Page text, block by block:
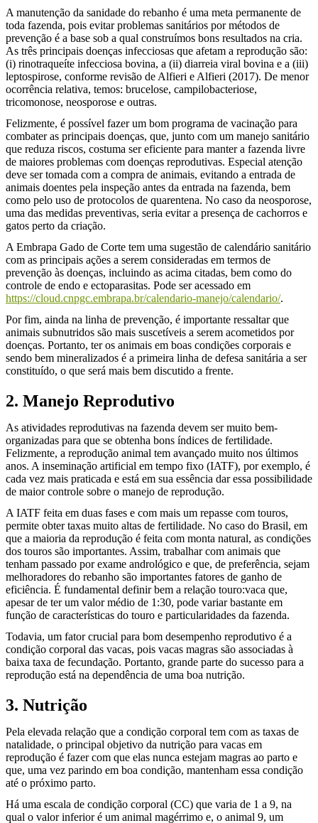
A manutenção da sanidade do rebanho é uma meta permanente de
toda fazenda, pois evitar problemas sanitários por métodos de
prevenção é a base sob a qual construímos bons resultados na cria.
As três principais doenças infecciosas que afetam a reprodução são:
(i) rinotraqueíte infecciosa bovina, a (ii) diarreia viral bovina e a (iii)
leptospirose, conforme revisão de Alfieri e Alfieri (2017). De menor
ocorrência relativa, temos: brucelose, campilobacteriose,
tricomonose, neosporose e outras.
Felizmente, é possível fazer um bom programa de vacinação para
combater as principais doenças, que, junto com um manejo sanitário
que reduza riscos, costuma ser eficiente para manter a fazenda livre
de maiores problemas com doenças reprodutivas. Especial atenção
deve ser tomada com a compra de animais, evitando a entrada de
animais doentes pela inspeção antes da entrada na fazenda, bem
como pelo uso de protocolos de quarentena. No caso da neosporose,
uma das medidas preventivas, seria evitar a presença de cachorros e
gatos perto da criação.
A Embrapa Gado de Corte tem uma sugestão de calendário sanitário
com as principais ações a serem consideradas em termos de
prevenção às doenças, incluindo as acima citadas, bem como do
controle de endo e ectoparasitas. Pode ser acessado em
https://cloud.cnpgc.embrapa.br/calendario-manejo/calendario/.
Por fim, ainda na linha de prevenção, é importante ressaltar que
animais subnutridos são mais suscetíveis a serem acometidos por
doenças. Portanto, ter os animais em boas condições corporais e
sendo bem mineralizados é a primeira linha de defesa sanitária a ser
constituído, o que será mais bem discutido a frente.
2. Manejo Reprodutivo
As atividades reprodutivas na fazenda devem ser muito bem-
organizadas para que se obtenha bons índices de fertilidade.
Felizmente, a reprodução animal tem avançado muito nos últimos
anos. A inseminação artificial em tempo fixo (IATF), por exemplo, é
cada vez mais praticada e está em sua essência dar essa possibilidade
de maior controle sobre o manejo de reprodução.
A IATF feita em duas fases e com mais um repasse com touros,
permite obter taxas muito altas de fertilidade. No caso do Brasil, em
que a maioria da reprodução é feita com monta natural, as condições
dos touros são importantes. Assim, trabalhar com animais que
tenham passado por exame andrológico e que, de preferência, sejam
melhoradores do rebanho são importantes fatores de ganho de
eficiência. É fundamental definir bem a relação touro:vaca que,
apesar de ter um valor médio de 1:30, pode variar bastante em
função de características do touro e particularidades da fazenda.
Todavia, um fator crucial para bom desempenho reprodutivo é a
condição corporal das vacas, pois vacas magras são associadas à
baixa taxa de fecundação. Portanto, grande parte do sucesso para a
reprodução está na dependência de uma boa nutrição.
3. Nutrição
Pela elevada relação que a condição corporal tem com as taxas de
natalidade, o principal objetivo da nutrição para vacas em
reprodução é fazer com que elas nunca estejam magras ao parto e
que, uma vez parindo em boa condição, mantenham essa condição
até o próximo parto.
Há uma escala de condição corporal (CC) que varia de 1 a 9, na
qual o valor inferior é um animal magérrimo e, o animal 9, um